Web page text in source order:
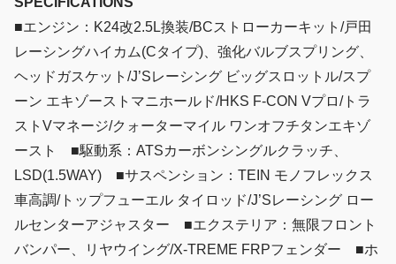
■エンジン：K24改2.5L換装/BCストローカーキット/戸田
レーシングハイカム(Cタイプ)、強化バルブスプリング、
ヘッドガスケット/J’Sレーシング ビッグスロットル/スプ
ーン エキゾーストマニホールド/HKS F-CON Vプロ/トラ
ストVマネージ/クォーターマイル ワンオフチタンエキゾ
ースト ■駆動系：ATSカーボンシングルクラッチ、
LSD(1.5WAY) ■サスペンション：TEIN モノフレックス
車高調/トップフューエル タイロッド/J’Sレーシング ロー
ルセンターアジャスター ■エクステリア：無限フロント
バンパー、リヤウイング/X-TREME FRPフェンダー ■ホ